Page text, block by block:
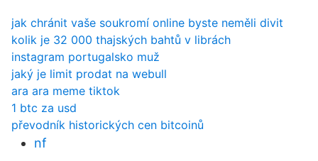
jak chránit vaše soukromí online byste neměli divit
kolik je 32 000 thajských bahtů v librách
instagram portugalsko muž
jaký je limit prodat na webull
ara ara meme tiktok
1 btc za usd
převodník historických cen bitcoinů
nf